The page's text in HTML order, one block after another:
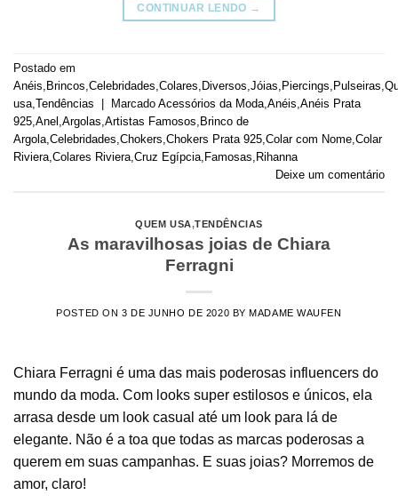
CONTINUAR LENDO →
Postado em
Anéis Brincos Celebridades Colares Diversos Jóias Piercings Pulseiras
usa Tendências Marcado Acessórios da Moda Anéis Anéis Prata
925 Anel Argolas Artistas Famosos Brinco de
Argola Celebridades Chokers Chokers Prata 925 Colar com Nome Colar
Riviera Colares Riviera Cruz Egípcia Famosas Rihanna
Deixe um comentário
QUEM USA,TENDÊNCIAS
As maravilhosas joias de Chiara
Ferragni
POSTED ON 3 DE JUNHO DE 2020 BYMADAME WAUFEN
Chiara Ferragni é uma das mais poderosas influencers do
mundo da moda. Com looks super estilosos e únicos, ela
arrasa desde um look casual até um look para lá de
elegante. Não é a toa que todas as marcas poderosas a
querem em suas campanhas. E suas joias? Morremos de
amor, claro!